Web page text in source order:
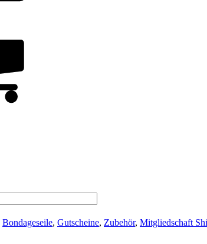
Bondageseile, Gutscheine, Zubehör, Mitgliedschaft